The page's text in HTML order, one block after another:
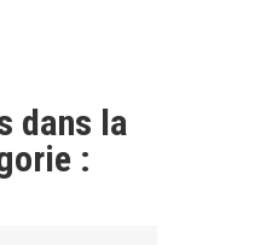
dans la
: